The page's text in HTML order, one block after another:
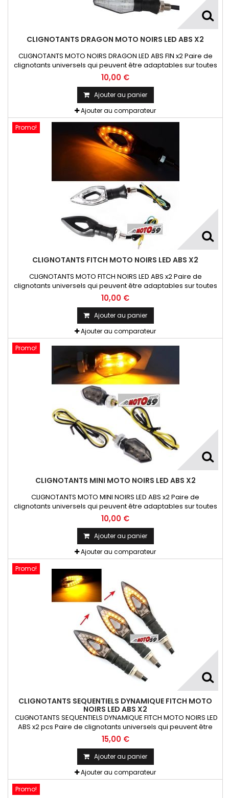
CLIGNOTANTS DRAGON MOTO NOIRS LED ABS X2
CLIGNOTANTS MOTO NOIRS DRAGON LED ABS FIN x2 Paire de
clignotants universels qui peuvent être adaptables sur toutes
motos ou scooters
10,00 €
Ajouter au panier
Ajouter au comparateur
Promo!
CLIGNOTANTS FITCH MOTO NOIRS LED ABS X2
CLIGNOTANTS MOTO FITCH NOIRS LED ABS x2 Paire de
clignotants universels qui peuvent être adaptables sur toutes
motos ou scooters
10,00 €
Ajouter au panier
Ajouter au comparateur
Promo!
CLIGNOTANTS MINI MOTO NOIRS LED ABS X2
CLIGNOTANTS MOTO MINI NOIRS LED ABS x2 Paire de
clignotants universels qui peuvent être adaptables sur toutes
motos ou scooters
10,00 €
Ajouter au panier
Ajouter au comparateur
Promo!
CLIGNOTANTS SEQUENTIELS DYNAMIQUE FITCH MOTO
NOIRS LED ABS X2
CLIGNOTANTS SEQUENTIELS DYNAMIQUE FITCH MOTO NOIRS LED
ABS x2 pcs Paire de clignotants universels qui peuvent être
adaptables sur toutes motos ou scooters
15,00 €
Ajouter au panier
Ajouter au comparateur
Promo!